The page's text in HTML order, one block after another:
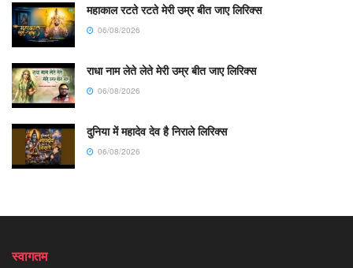
महाकाल रटते रटते मेरी उम्र बीत जाए लिरिक्स
06/08/2026
राधा नाम लेते लेते मेरी उम्र बीत जाए लिरिक्स
06/08/2026
दुनिया में महादेव देव है निराले लिरिक्स
06/08/2026
स्वागतम